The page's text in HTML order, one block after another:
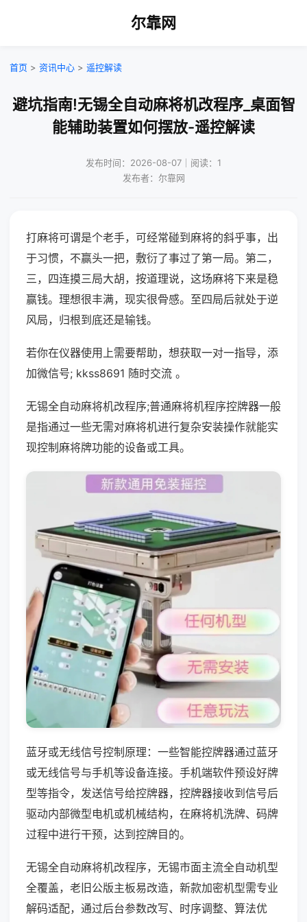
尔靠网
首页 > 资讯中心 > 遥控解读
避坑指南!无锡全自动麻将机改程序_桌面智
能辅助装置如何摆放-遥控解读
发布时间：2026-08-07｜阅读：1
发布者：尔靠网
打麻将可谓是个老手，可经常碰到麻将的斜乎事，出
于习惯，不赢头一把，敷衍了事过了第一局。第二，
三，四连摸三局大胡，按道理说，这场麻将下来是稳
赢钱。理想很丰满，现实很骨感。至四局后就处于逆
风局，归根到底还是输钱。
若你在仪器使用上需要帮助，想获取一对一指导，添
加微信号; kkss8691 随时交流 。
无锡全自动麻将机改程序;普通麻将机程序控牌器一般
是指通过一些无需对麻将机进行复杂安装操作就能实
现控制麻将牌功能的设备或工具。
蓝牙或无线信号控制原理：一些智能控牌器通过蓝牙
或无线信号与手机等设备连接。手机端软件预设好牌
型等指令，发送信号给控牌器，控牌器接收到信号后
驱动内部微型电机或机械结构，在麻将机洗牌、码牌
过程中进行干预，达到控牌目的。
无锡全自动麻将机改程序，无锡市面主流全自动机型
全覆盖，老旧公版主板易改造，新款加密机型需专业
解码适配，通过后台参数改写、时序调整、算法优